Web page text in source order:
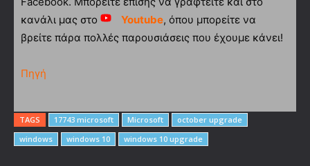
κανάλι μας στο
Youtube, όπου μπορείτε να
βρείτε πάρα πολλές παρουσιάσεις που έχουμε κάνει!
Πηγή
TAGS 17743 microsoft Microsoft
october upgrade
windows
windows 10 windows 10 upgrade